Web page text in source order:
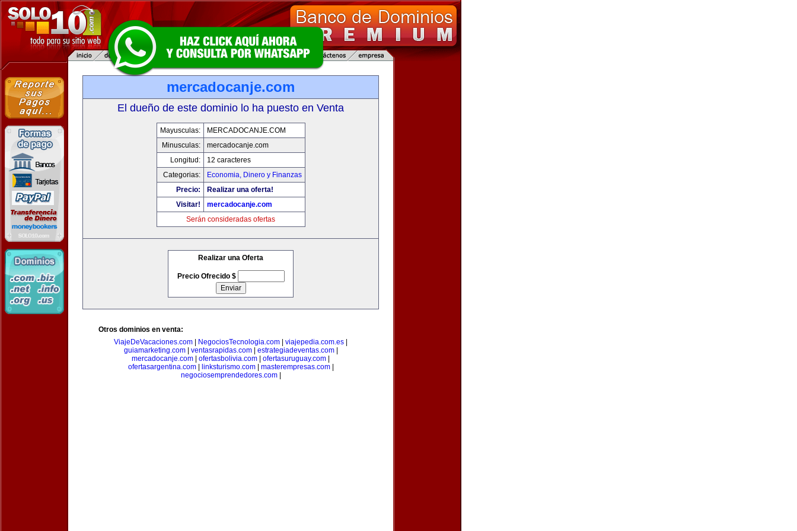
mercadocanje.com
El dueño de este dominio lo ha puesto en Venta
Mayusculas:
MERCADOCANJE.COM
Minusculas:
mercadocanje.com
Longitud:
12 caracteres
Categorias:
Economia, Dinero y Finanzas
Precio:
Realizar una oferta!
Visitar!
mercadocanje.com
Serán consideradas ofertas
Realizar una Oferta
Precio Ofrecido $
Otros dominios en venta:
ViajeDeVacaciones.com
NegociosTecnologia.com viajepedia.com.es
guiamarketing.com| ventasrapidas.com| estrategiadeventas.com|
mercadocanje.com
ofertasbolivia.com ofertasuruguay.com
ofertasargentina.com| linksturismo.com| masterempresas.com|
negociosemprendedores.com|